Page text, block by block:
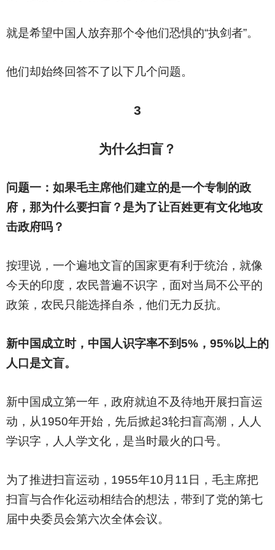
就是希望中国人放弃那个令他们恐惧的“执剑者”。
他们却始终回答不了以下几个问题。
3
为什么扫盲？
问题一：如果毛主席他们建立的是一个专制的政
府，那为什么要扫盲？是为了让百姓更有文化地攻
击政府吗？
按理说，一个遍地文盲的国家更有利于统治，就像
今天的印度，农民普遍不识字，面对当局不公平的
政策，农民只能选择自杀，他们无力反抗。
新中国成立时，中国人识字率不到5%，95%以上的
人口是文盲。
新中国成立第一年，政府就迫不及待地开展扫盲运
动，从1950年开始，先后掀起3轮扫盲高潮，人人
学识字，人人学文化，是当时最火的口号。
为了推进扫盲运动，1955年10月11日，毛主席把
扫盲与合作化运动相结合的想法，带到了党的第七
届中央委员会第六次全体会议。